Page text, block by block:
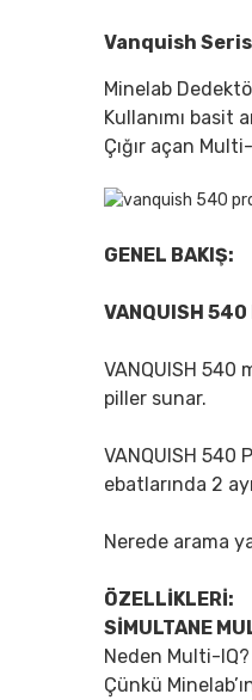
Vanquish
Minelab
Kullanımı basit
Çığır açan
GENEL BAKIŞ:
VANQUISH
VANQUISH 540
piller sunar.
VANQUISH 540
ebatlarında 2
Nerede arama
ÖZELLİKLERİ:
SİMULTANE
Neden Multi-IQ?
Çünkü